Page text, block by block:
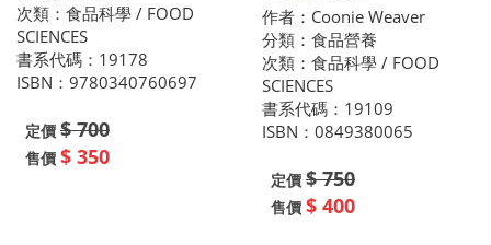
次類：食品科學 / FOOD
SCIENCES
書系代碼：19178
ISBN：9780340760697
定價 $ 700
售價 $ 350
作者：Coonie Weaver
分類：食品營養
次類：食品科學 / FOOD
SCIENCES
書系代碼：19109
ISBN：0849380065
定價 $ 750
售價 $ 400